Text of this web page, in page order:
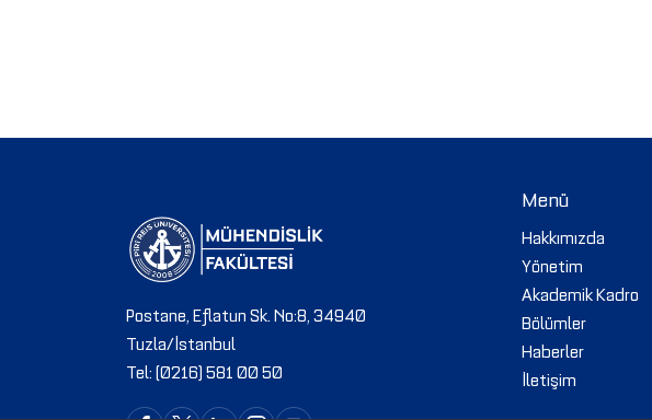
Postane, Eflatun Sk. No:8, 34940
Tuzla/İstanbul
Tel: (0216) 581 00 50
Menü
Hakkımızda
Yönetim
Akademik Kadro
Bölümler
Haberler
İletişim